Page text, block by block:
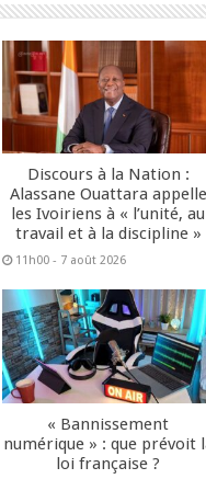
Discours à la Nation :
Alassane Ouattara appelle
les Ivoiriens à « l’unité, au
travail et à la discipline »
11h00 - 7 août 2026
« Bannissement
numérique » : que prévoit
loi française ?